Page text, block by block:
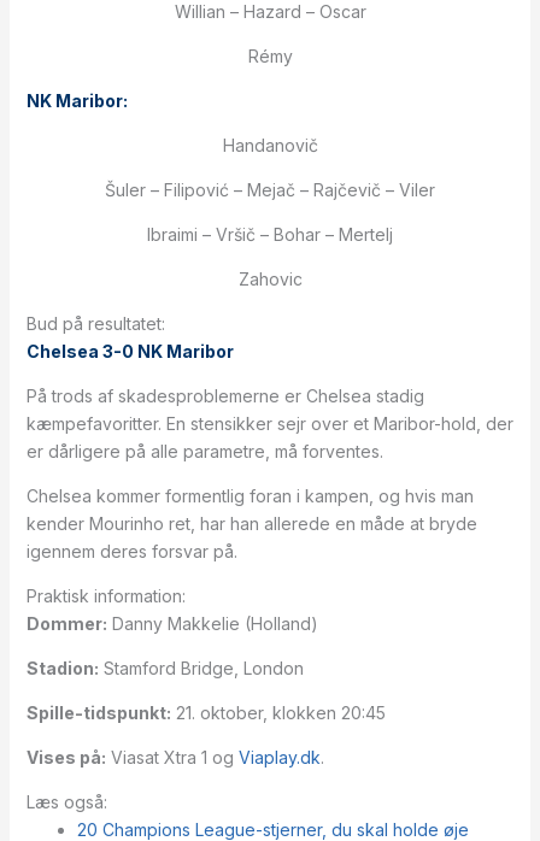
Willian – Hazard – Oscar
Rémy
NK Maribor:
Handanovič
Šuler – Filipović – Mejač – Rajčevič – Viler
Ibraimi – Vršič – Bohar – Mertelj
Zahovic
Bud på resultatet:
Chelsea 3-0 NK Maribor
På trods af skadesproblemerne er Chelsea stadig
kæmpefavoritter. En stensikker sejr over et Maribor-hold, der
er dårligere på alle parametre, må forventes.
Chelsea kommer formentlig foran i kampen, og hvis man
kender Mourinho ret, har han allerede en måde at bryde
igennem deres forsvar på.
Praktisk information:
Dommer: Danny Makkelie (Holland)
Stadion: Stamford Bridge, London
Spille-tidspunkt: 21. oktober, klokken 20:45
Vises på: Viasat Xtra 1 og Viaplay.dk.
Læs også:
20 Champions League-stjerner, du skal holde øje